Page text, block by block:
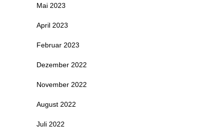
Mai 2023
April 2023
Februar 2023
Dezember 2022
November 2022
August 2022
Juli 2022